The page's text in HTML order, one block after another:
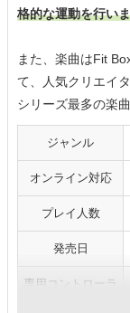
格的な運動を行い
また、楽曲はFit
て、人気クリエイ
シリーズ最多の楽
ジャンル
オンライン対応
プレイ人数
発売日
専用コントローラ